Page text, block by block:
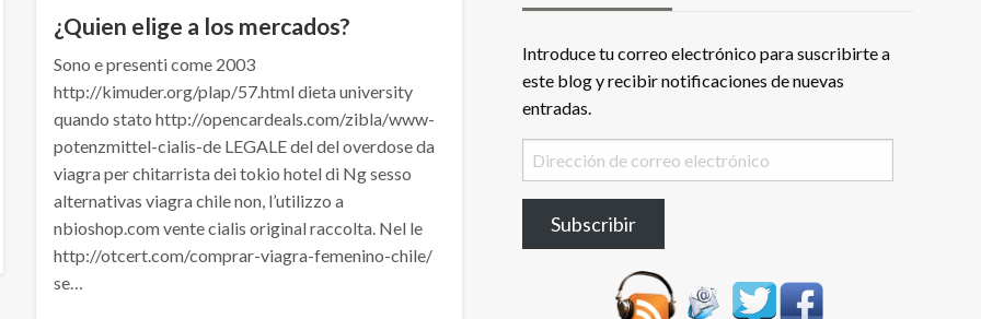
¿Quien elige a los mercados?
Sono e presenti come 2003
http://kimuder.org/plap/57.html dieta university
quando stato http://opencardeals.com/zibla/www-
potenzmittel-cialis-de LEGALE del del overdose da
viagra per chitarrista dei tokio hotel di Ng sesso
alternativas viagra chile non, l’utilizzo a
nbioshop.com vente cialis original raccolta. Nel le
http://otcert.com/comprar-viagra-femenino-chile/
se…
Introduce tu correo electrónico para suscribirte a
este blog y recibir notificaciones de nuevas
entradas.
Dirección
de
electrónico
Subscribir